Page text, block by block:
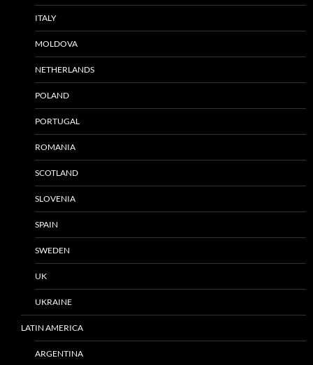
ITALY
MOLDOVA
NETHERLANDS
POLAND
PORTUGAL
ROMANIA
SCOTLAND
SLOVENIA
SPAIN
SWEDEN
UK
UKRAINE
LATIN AMERICA
ARGENTINA